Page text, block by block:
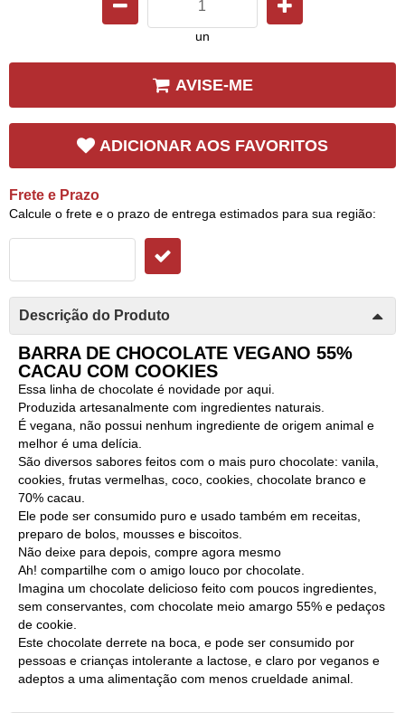
un
AVISE-ME
ADICIONAR AOS FAVORITOS
Frete e Prazo
Calcule o frete e o prazo de entrega estimados para sua região:
Descrição do Produto
BARRA DE CHOCOLATE VEGANO 55%
CACAU COM COOKIES
Essa linha de chocolate é novidade por aqui.
Produzida artesanalmente com ingredientes naturais.
É vegana, não possui nenhum ingrediente de origem animal e
melhor é uma delícia.
São diversos sabores feitos com o mais puro chocolate: vanila,
cookies, frutas vermelhas, coco, cookies, chocolate branco e
70% cacau.
Ele pode ser consumido puro e usado também em receitas,
preparo de bolos, mousses e biscoitos.
Não deixe para depois, compre agora mesmo
Ah! compartilhe com o amigo louco por chocolate.
Imagina um chocolate delicioso feito com poucos ingredientes,
sem conservantes, com chocolate meio amargo 55% e pedaços
de cookie.
Este chocolate derrete na boca, e pode ser consumido por
pessoas e crianças intolerante a lactose, e claro por veganos e
adeptos a uma alimentação com menos crueldade animal.